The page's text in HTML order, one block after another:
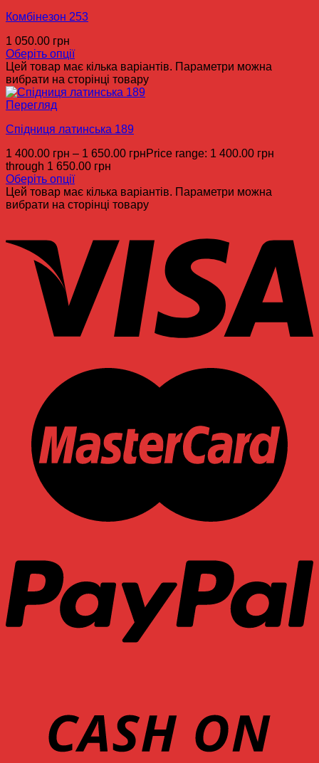
Комбінезон 253
1 050.00 грн
Оберіть опції
Цей товар має кілька варіантів. Параметри можна
вибрати на сторінці товару
Перегляд
Спідниця латинська 189
1 400.00 грн – 1 650.00 грнPrice range: 1 400.00 грн
through 1 650.00 грн
Оберіть опції
Цей товар має кілька варіантів. Параметри можна
вибрати на сторінці товару